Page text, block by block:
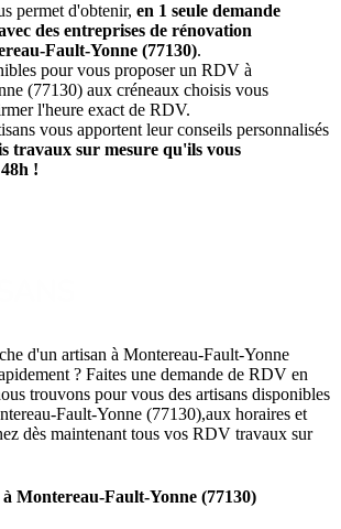
permet d'obtenir, en 1 seule demande
des entreprises de rénovation
Fault-Yonne (77130).
pour vous proposer un RDV à
(77130) aux créneaux choisis vous
l'heure exact de RDV.
vous apportent leur conseils personnalisés
travaux sur mesure qu'ils vous
!
d'un artisan à Montereau-Fault-Yonne
? Faites une demande de RDV en
trouvons pour vous des artisans disponibles
Fault-Yonne (77130),aux horaires et
dès maintenant tous vos RDV travaux sur
Montereau-Fault-Yonne (77130)